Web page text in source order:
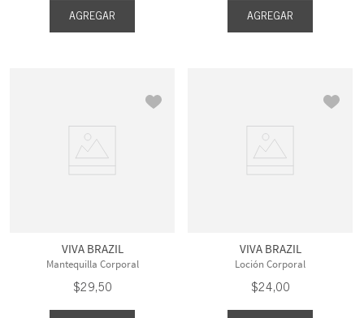
AGREGAR AGREGAR
VIVA BRAZIL
Mantequilla Corporal
$29,50
VIVA BRAZIL
Loción Corporal
$24,00